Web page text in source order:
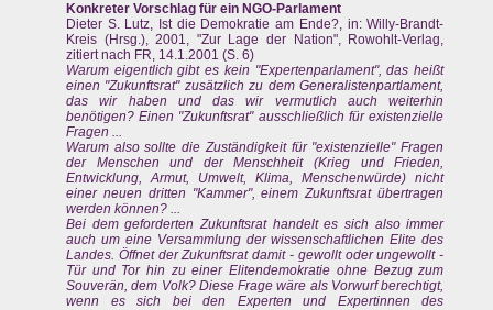
Konkreter Vorschlag für ein NGO-Parlament
Dieter S. Lutz, Ist die Demokratie am Ende?, in: Willy-Brandt-
Kreis (Hrsg.), 2001, "Zur Lage der Nation", Rowohlt-Verlag,
zitiert nach FR, 14.1.2001 (S. 6)
Warum eigentlich gibt es kein "Expertenparlament", das heißt
einen "Zukunftsrat" zusätzlich zu dem Generalistenpartlament,
das wir haben und das wir vermutlich auch weiterhin
benötigen? Einen "Zukunftsrat" ausschließlich für existenzielle
Fragen ...
Warum also sollte die Zuständigkeit für "existenzielle" Fragen
der Menschen und der Menschheit (Krieg und Frieden,
Entwicklung, Armut, Umwelt, Klima, Menschenwürde) nicht
einer neuen dritten "Kammer", einem Zukunftsrat übertragen
werden können? ...
Bei dem geforderten Zukunftsrat handelt es sich also immer
auch um eine Versammlung der wissenschaftlichen Elite des
Landes. Öffnet der Zukunftsrat damit - gewollt oder ungewollt -
Tür und Tor hin zu einer Elitendemokratie ohne Bezug zum
Souverän, dem Volk? Diese Frage wäre als Vorwurf berechtigt,
wenn es sich bei den Experten und Expertinnen des